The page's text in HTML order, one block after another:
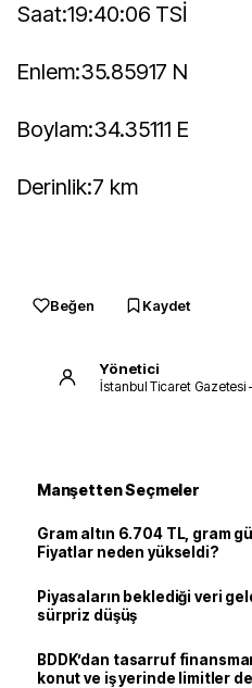
Saat:19:40:06 TSİ
Enlem:35.85917 N
Boylam:34.35111 E
Derinlik:7 km
Beğen Kaydet
Yönetici
İstanbul Ticaret Gazetesi
Manşetten Seçmeler
Gram altın 6.704 TL, gram
Fiyatlar neden yükseldi?
Piyasaların beklediği veri
sürpriz düşüş
BDDK’dan tasarruf
konut ve iş yerinde limitler